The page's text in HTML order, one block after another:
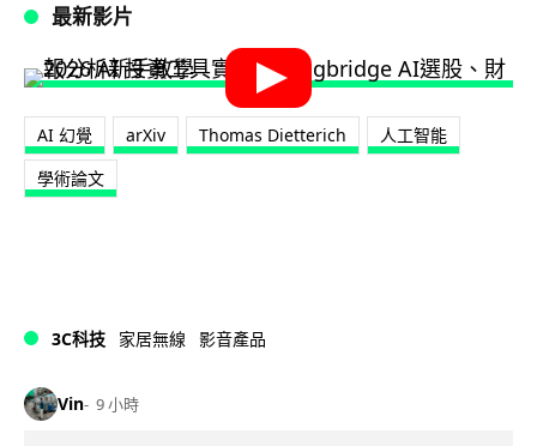
最新影片
AI 幻覺 arXiv Thomas Dietterich
人工智能
學術論文
3C科技 家居無線 影音產品
Vin 9 小時